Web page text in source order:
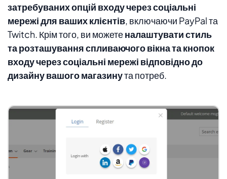
затребуваних опцій входу через соціальні
мережі для ваших клієнтів, включаючи PayPal та
Twitch. Крім того, ви можетеналаштувати стиль
та розташування спливаючого вікна та кнопок
входу через соціальні мережі відповідно до
дизайну вашого магазинута потреб.